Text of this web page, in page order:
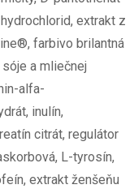
extrakt z
farbivo brilantná
a mliečnej
alfa-
inulín,
citrát, regulátor
L-tyrosín,
extrakt ženšeňu